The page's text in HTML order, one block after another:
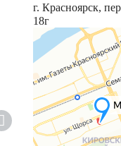
г. Красноярск,
18г